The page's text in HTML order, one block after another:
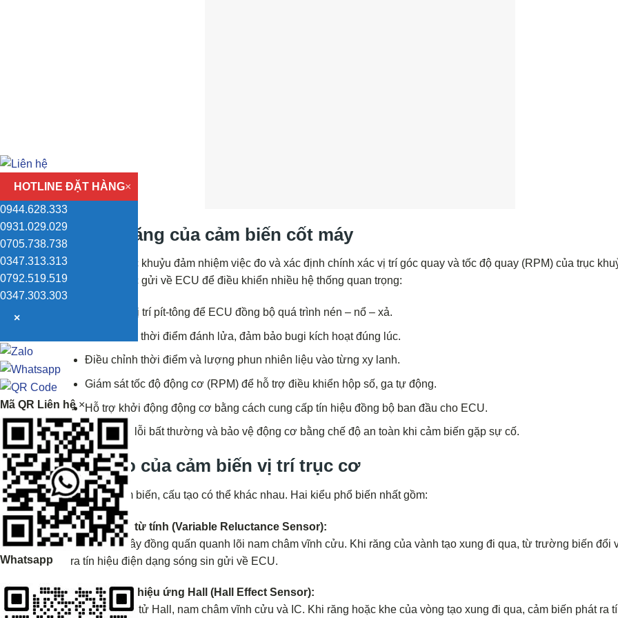
Chức năng của cảm biến cốt máy
Cảm biến trục khuỷu đảm nhiệm việc đo và xác định chính xác vị trí góc quay và tốc độ quay (RPM) của trục
liệu này được gửi về ECU để điều khiển nhiều hệ thống quan trọng:
Xác định vị trí pít-tông để ECU đồng bộ quá trình nén – nổ – xả.
Điều khiển thời điểm đánh lửa, đảm bảo bugi kích hoạt đúng lúc.
Điều chỉnh thời điểm và lượng phun nhiên liệu vào từng xy lanh.
Giám sát tốc độ động cơ (RPM) để hỗ trợ điều khiển hộp số, ga tự động.
Hỗ trợ khởi động động cơ bằng cách cung cấp tín hiệu đồng bộ ban đầu cho ECU.
Phát hiện lỗi bất thường và bảo vệ động cơ bằng chế độ an toàn khi cảm biến gặp sự cố.
Cấu tạo của cảm biến vị trí trục cơ
Tùy loại cảm biến, cấu tạo có thể khác nhau. Hai kiểu phổ biến nhất gồm:
1,Cảm biến từ tính (Variable Reluctance Sensor):
Gồm cuộn dây đồng quấn quanh lõi nam châm vĩnh cửu. Khi răng của vành tạo xung đi qua, từ trường biến đổi
ra tín hiệu điện dạng sóng sin gửi về ECU.
Cảm biến hiệu ứng Hall (Hall Effect Sensor):
Gồm phần tử Hall, nam châm vĩnh cửu và IC. Khi răng hoặc khe của vòng tạo xung đi qua, cảm biến phát ra
HOTLINE ĐẶT HÀNG×
0944.628.333
0931.029.029
0705.738.738
0347.313.313
0792.519.519
0347.303.303
×
Mã QR Liên hệ×
Whatsapp